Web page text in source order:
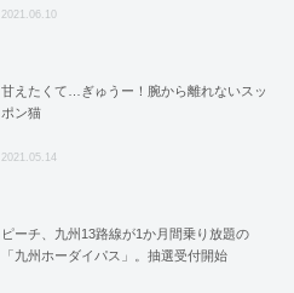
2021.06.10
甘えたくて…ぎゅうー！腕から離れないスッ
ポン猫
2021.05.14
ピーチ、九州13路線が1か月間乗り放題の
「九州ホーダイパス」。抽選受付開始